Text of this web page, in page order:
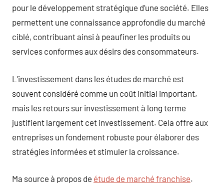
pour le développement stratégique d’une société. Elles
permettent une connaissance approfondie du marché
ciblé, contribuant ainsi à peaufiner les produits ou
services conformes aux désirs des consommateurs.
L’investissement dans les études de marché est
souvent considéré comme un coût initial important,
mais les retours sur investissement à long terme
justifient largement cet investissement. Cela offre aux
entreprises un fondement robuste pour élaborer des
stratégies informées et stimuler la croissance.
Ma source à propos de étude de marché franchise.